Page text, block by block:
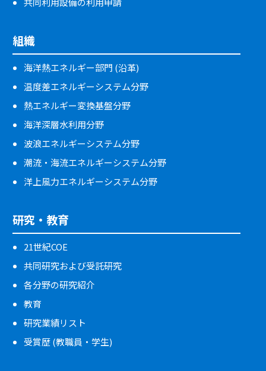
組織
海洋熱エネルギー部門 (沿革)
温度差エネルギーシステム分野
熱エネルギー変換基盤分野
海洋深層水利用分野
波浪エネルギーシステム分野
潮流・海流エネルギーシステム分野
洋上風力エネルギーシステム分野
研究・教育
21世紀COE
共同研究および受託研究
各分野の研究紹介
教育
研究業績リスト
受賞歴 (教職員・学生)